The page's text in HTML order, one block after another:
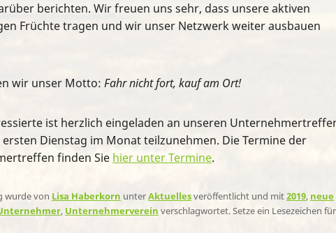
berichten. Wir freuen uns sehr, dass unsere aktiven
Früchte tragen und wir unser Netzwerk weiter ausbauen
wir unser Motto: Fahr nicht fort, kauf am Ort!
ist herzlich eingeladen an unseren
ersten Dienstag im Monat teilzunehmen. Die Termine der
finden Sie hier unter Termine.
wurde von Lisa Haberkorn unterAktuellesveröffentlicht und mit2019, neue
, Unternehmerverein verschlagwortet. Setze ein Lesezeichen